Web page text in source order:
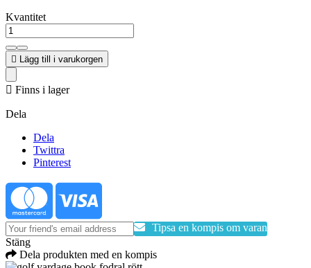
Kvantitet
 Lägg till i varukorgen
 Finns i lager
Dela
Dela
Twittra
Pinterest
Tipsa en kompis om varan
Stäng
Dela produkten med en kompis